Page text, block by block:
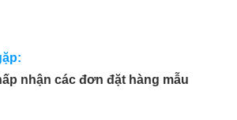
nhận các đơn đặt hàng mẫu